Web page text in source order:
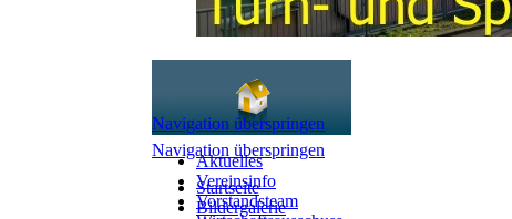
Navigation überspringen
Startseite
Bildergalerie
Navigation überspringen
Aktuelles
Vereinsinfo
Vorstandsteam